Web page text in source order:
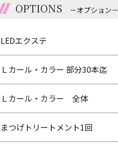
OPTIONS －オプション－
LEDエクステ
Ｌカール・カラー 部分30本迄
Ｌカール・カラー 全体
まつげトリートメント1回